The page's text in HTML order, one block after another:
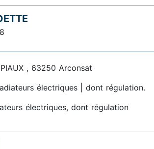
, 63250 Arconsat
électriques | dont régulation.
électriques, dont régulation